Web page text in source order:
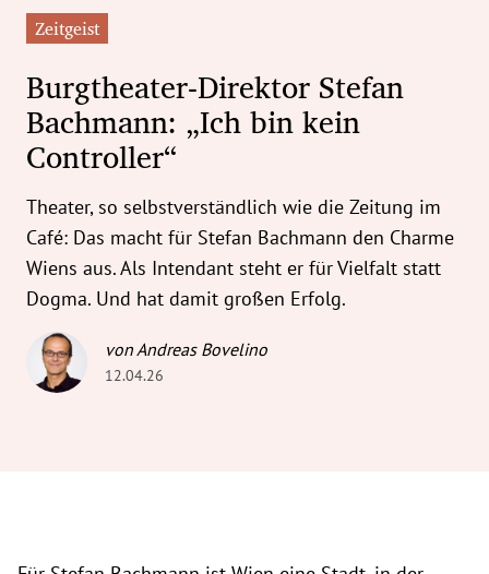
Untermenü
Untermenü
Untermenü
Untermenü
Zeitgeist
Burgtheater-Direktor Stefan
Bachmann: „Ich bin kein
Controller“
Theater, so selbstverständlich wie die Zeitung im
Café: Das macht für Stefan Bachmann den Charme
Wiens aus. Als Intendant steht er für Vielfalt statt
Dogma. Und hat damit großen Erfolg.
von Andreas Bovelino
12.04.26